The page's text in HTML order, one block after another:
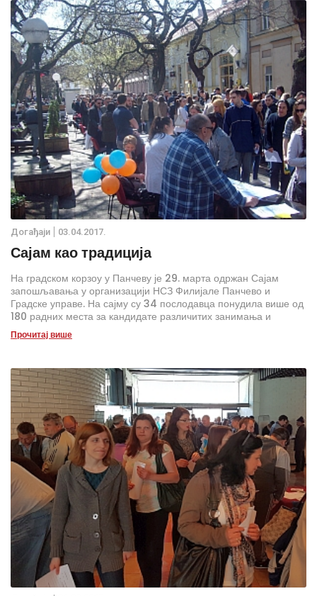
Дoгађаjи 03.04.2017.
Сајам као традиција
На градском корзоу у Панчеву је 29. марта одржан Сајам
запошљавања у организацији НСЗ Филијале Панчево и
Градске управе. На сајму су 34 послодавца понудила више од
180 радних места за кандидате различитих занимања и
квалификација, а више од 1.000 незапослених је посетило ову
манифестацију у потрази за послом.
Прочитај више